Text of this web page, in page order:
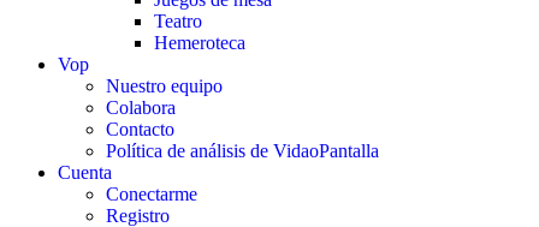
Teatro
Hemeroteca
Vop
Nuestro equipo
Colabora
Contacto
Política de análisis de VidaoPantalla
Cuenta
Conectarme
Registro